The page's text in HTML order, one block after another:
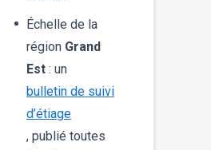
Échelle de la
région Grand
Est : un
bulletin de suivi
d’étiage
, publié toutes